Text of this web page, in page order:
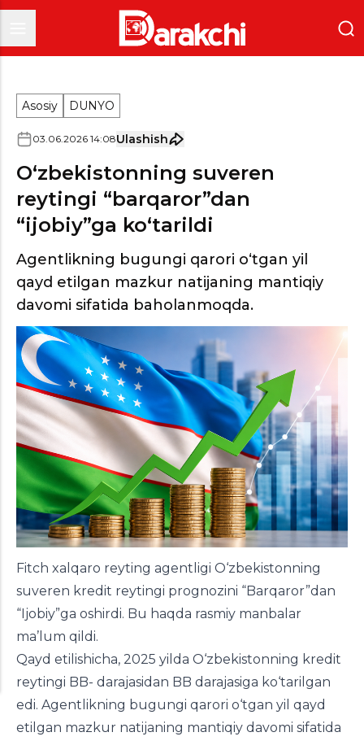
Asosiy DUNYO
03.06.2026 14:08Ulashish
O‘zbekistonning suveren
reytingi “barqaror”dan
“ijobiy”ga ko‘tarildi
Agentlikning bugungi qarori o‘tgan yil
qayd etilgan mazkur natijaning mantiqiy
davomi sifatida baholanmoqda.
Fitch xalqaro reyting agentligi O‘zbekistonning
suveren kredit reytingi prognozini “Barqaror”dan
“Ijobiy”ga oshirdi. Bu haqda rasmiy manbalar
ma’lum qildi.
Qayd etilishicha, 2025 yilda O‘zbekistonning kredit
reytingi BB- darajasidan BB darajasiga ko‘tarilgan
edi. Agentlikning bugungi qarori o‘tgan yil qayd
etilgan mazkur natijaning mantiqiy davomi sifatida